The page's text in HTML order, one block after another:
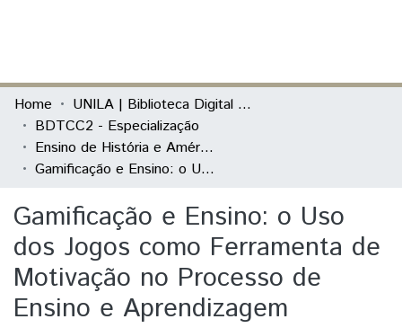
Communities & Collections
All of DSpace
Statistics
Home
UNILA | Biblioteca Digital de Trabalhos de Conclusão de Curso
BDTCC2 - Especialização
Ensino de História e América Latina
Gamificação e Ensino: o Uso dos Jogos como Ferramenta de Motivação no Processo de Ensino e Aprendizagem
Gamificação e Ensino: o Uso
dos Jogos como Ferramenta de
Motivação no Processo de
Ensino e Aprendizagem